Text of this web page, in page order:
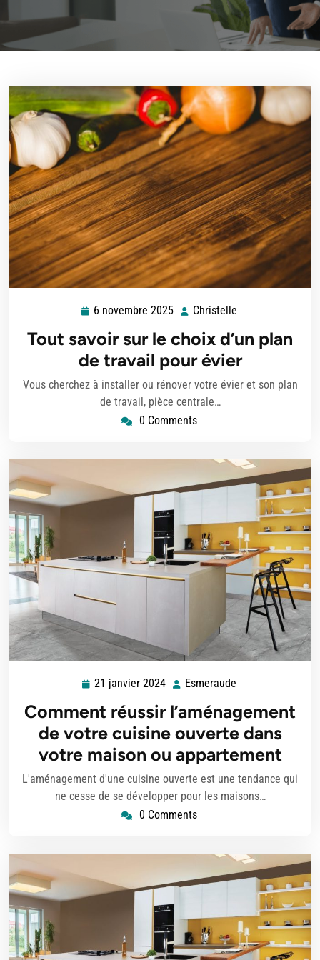
6 novembre 2025
2025
Christelle
Tout savoir sur le choix d’un plan
de travail pour évier
Vous cherchez à installer ou rénover votre évier et son plan
de travail, pièce centrale…
0 Comments
21 janvier 2024 21
2024
Esmeraude
Comment réussir l’aménagement
de votre cuisine ouverte dans
votre maison ou appartement
L'aménagement d'une cuisine ouverte est une tendance qui
ne cesse de se développer pour les maisons…
0 Comments